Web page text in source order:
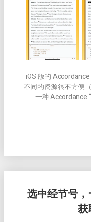
iOS 版的 Accordance
不同的资源很不方便
一种 Accordance
选中经节号
获